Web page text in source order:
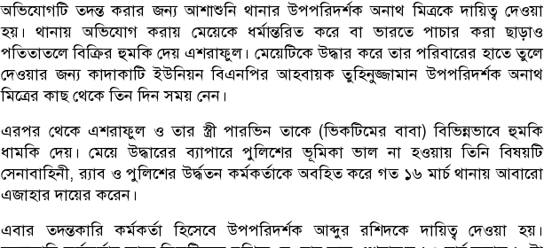
অভিযোগটি তদন্ত করার জন্য আশাশুনি থানার উপপরিদর্শক অনাথ মিত্রকে দায়িত্ব দেওয়া
হয়। থানায় অভিযোগ করায় মেয়েকে ধর্মান্তরিত করে বা ভারতে পাচার করা ছাড়াও
পতিতাতলে বিক্রির হুমকি দেয় এশরাফুল। মেয়েটিকে উদ্ধার করে তার পরিবারের হাতে তুলে
দেওয়ার জন্য কাদাকাটি ইউনিয়ন বিএনপির আহবায়ক তুহিনুজ্জামান উপপরিদর্শক অনাথ
মিত্রের কাছ থেকে তিন দিন সময় নেন।
এরপর থেকে এশরাফুল ও তার স্ত্রী পারভিন তাকে (ভিকটিমের বাবা) বিভিন্নভাবে হুমকি
ধামকি দেয়। মেয়ে উদ্ধারের ব্যাপারে পুলিশের ভূমিকা ভাল না হওয়ায় তিনি বিষয়টি
সেনাবাহিনী, র‌্যাব ও পুলিশের উর্দ্ধতন কর্মকর্তাকে অবহিত করে গত ১৬ মার্চ থানায় আবারো
এজাহার দায়ের করেন।
এবার তদন্তকারি কর্মকর্তা হিসেবে উপপরিদর্শক আব্দুর রশিদকে দায়িত্ব দেওয়া হয়।